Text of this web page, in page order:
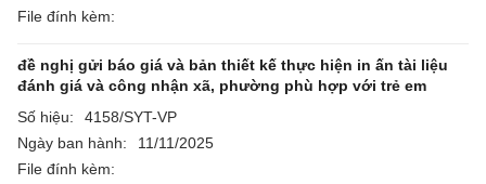
File đính kèm:
đề nghị gửi báo giá và bản thiết kế thực hiện in ấn tài liệu
đánh giá và công nhận xã, phường phù hợp với trẻ em
Số hiệu:
4158/SYT-VP
Ngày ban hành:
11/11/2025
File đính kèm: